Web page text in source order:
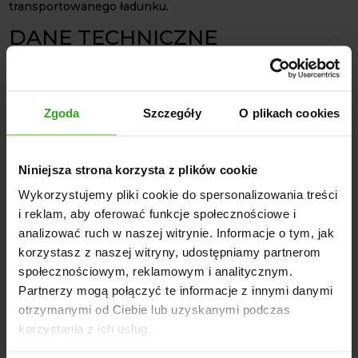
Zgoda Szczegóły O plikach cookies
Niniejsza strona korzysta z plików cookie
Wykorzystujemy pliki cookie do spersonalizowania treści
i reklam, aby oferować funkcje społecznościowe i
analizować ruch w naszej witrynie. Informacje o tym, jak
korzystasz z naszej witryny, udostępniamy partnerom
społecznościowym, reklamowym i analitycznym.
Partnerzy mogą połączyć te informacje z innymi danymi
otrzymanymi od Ciebie lub uzyskanymi podczas
korzystania z ich usług.
transportowanego ładunku.
DANE TECHNICZNE
Model: P-3530
Wymiary platformy: 288 x 188 cm
Wysokość burt: 50 cm
Kiprowanie: 3 strony, hydrauliczne
Hamulec: Pneumatyczny
Wyposażenie: Oświetlenie drogowe, kliny, euro-gniazdo
Maksymalna dopuszczalna masa ładunku: 4350 kg
Rozmiar kół (tył): 11,5 / 80-15,3
Przyczepa nie posiada homologacji